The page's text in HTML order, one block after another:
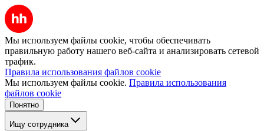
Мы используем файлы cookie, чтобы обеспечивать
правильную работу нашего веб-сайта и анализировать сетевой
трафик.
Правила использования файлов cookie
Мы используем файлы cookie. Правила использования
файлов cookie
Понятно
Ищу сотрудника